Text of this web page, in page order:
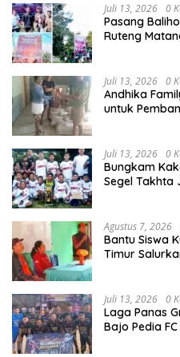
Juli 13, 2026 0
Pasang
Ruteng
Juli 13, 2026 0
Andhika
untuk
Juli 13, 2026 0
Bungkam
Segel Takhta
Agustus 7, 2026
Bantu Siswa
Timur
Juli 13, 2026 0
Laga Panas
Bajo Pedia